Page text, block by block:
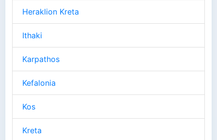
Heraklion Kreta
Ithaki
Karpathos
Kefalonia
Kos
Kreta